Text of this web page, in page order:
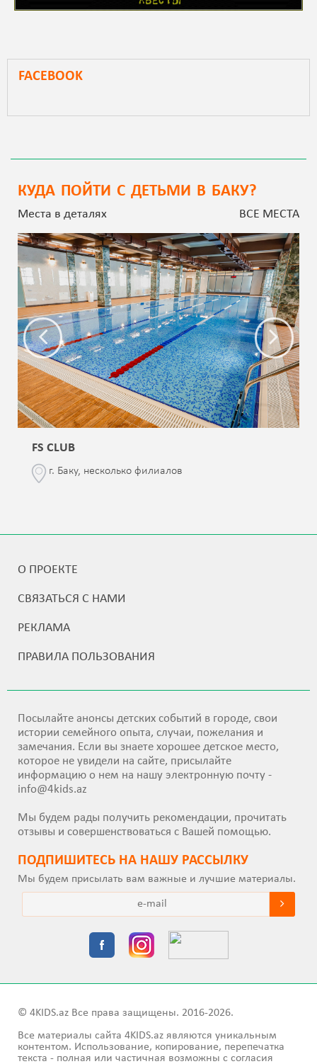
FACEBOOK
КУДА ПОЙТИ С ДЕТЬМИ В БАКУ?
Места в деталях ВСЕ МЕСТА
FS CLUB
г. Баку, несколько филиалов
О ПРОЕКТЕ
СВЯЗАТЬСЯ С НАМИ
РЕКЛАМА
ПРАВИЛА ПОЛЬЗОВАНИЯ
Посылайте анонсы детских событий в городе, свои
истории семейного опыта, случаи, пожелания и
замечания. Если вы знаете хорошее детское место,
которое не увидели на сайте, присылайте
информацию о нем на нашу электронную почту -
info@4kids.az
Мы будем рады получить рекомендации, прочитать
отзывы и совершенствоваться с Вашей помощью.
ПОДПИШИТEСЬ НА НАШУ РАССЫЛКУ
Мы будем присылать вам важные и лучшие материалы.
© 4KIDS.az Все права защищены. 2016-2026.
Все материалы сайта 4KIDS.az являются уникальным
контентом. Использование, копирование, перепечатка
текста - полная или частичная возможны с согласия